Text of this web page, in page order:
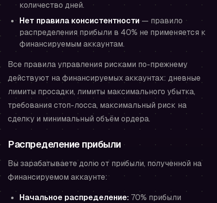
количество дней.
Нет правила консистентности— правило
распределения прибыли в 40% не применяется к
финансируемым аккаунтам.
Все правила управления рисками по-прежнему
действуют на финансируемых аккаунтах: дневные
лимиты просадки, лимиты максимального убытка,
требования стоп-лосса, максимальный риск на
сделку и минимальный объём ордера.
Распределение прибыли
Вы зарабатываете долю от прибыли, полученной на
финансируемом аккаунте:
Начальное распределение: 70% прибыли